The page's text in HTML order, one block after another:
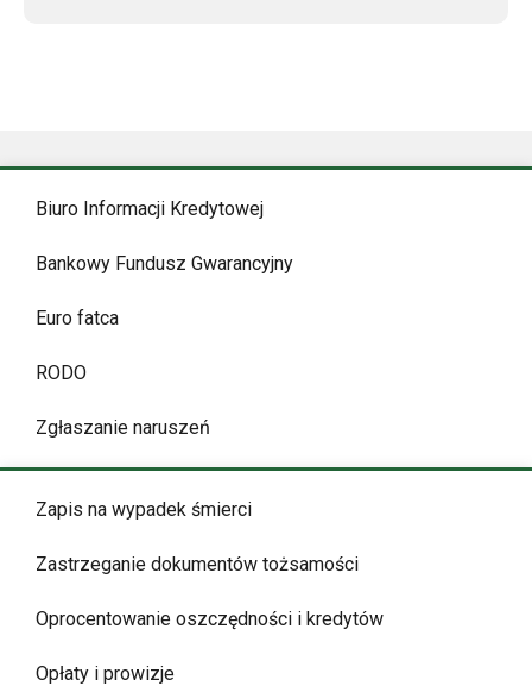
Biuro Informacji Kredytowej
Bankowy Fundusz Gwarancyjny
Euro fatca
RODO
Zgłaszanie naruszeń
Zapis na wypadek śmierci
Zastrzeganie dokumentów tożsamości
Oprocentowanie oszczędności i kredytów
Opłaty i prowizje